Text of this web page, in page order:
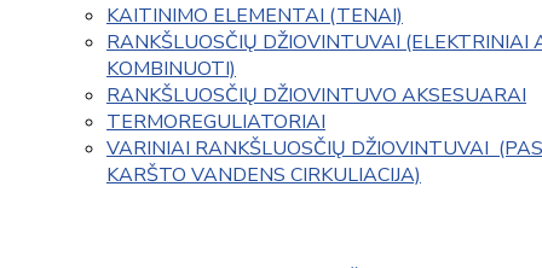
KAITINIMO ELEMENTAI (TENAI)
RANKŠLUOSČIŲ DŽIOVINTUVAI (ELEKTRINIAI
KOMBINUOTI)
RANKŠLUOSČIŲ DŽIOVINTUVO AKSESUARAI
TERMOREGULIATORIAI
VARINIAI RANKŠLUOSČIŲ DŽIOVINTUVAI
KARŠTO VANDENS CIRKULIACIJA)